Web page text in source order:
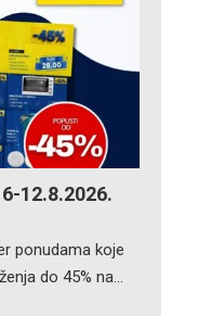
12.8.2026.
ponudama koje
do 45% na…